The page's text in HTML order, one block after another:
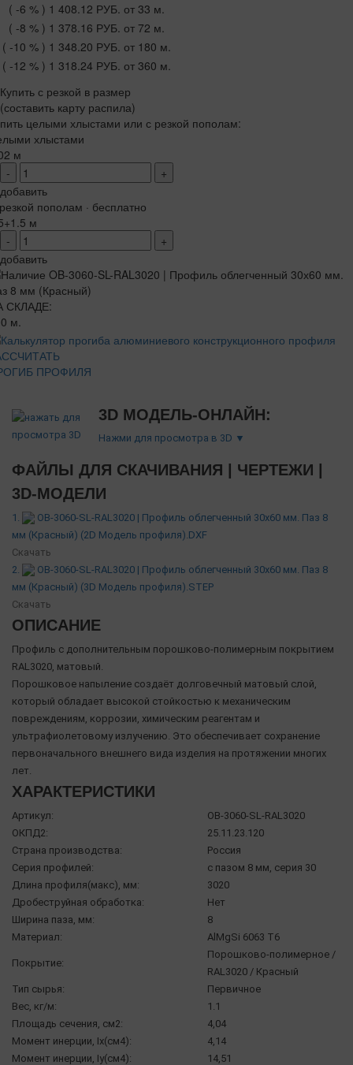
( -6 % ) 1 408.12 РУБ. от 33 м.
( -8 % ) 1 378.16 РУБ. от 72 м.
( -10 % ) 1 348.20 РУБ. от 180 м.
( -12 % ) 1 318.24 РУБ. от 360 м.
Купить с резкой в размер
(составить карту распила)
целыми хлыстами или с резкой пополам:
хлыстами
м
-
+
добавить
пополам · бесплатно
м
-
+
добавить
СКЛАДЕ:
м.
ПРОФИЛЯ
3D МОДЕЛЬ-ОНЛАЙН:
Нажми для просмотра в 3D ▼
ФАЙЛЫ ДЛЯ СКАЧИВАНИЯ | ЧЕРТЕЖИ |
3D-МОДЕЛИ
1.
OB-3060-SL-RAL3020 | Профиль облегченный 30х60 мм. Паз 8
мм (Красный) (2D Модель профиля).DXF
Скачать
2.
OB-3060-SL-RAL3020 | Профиль облегченный 30х60 мм. Паз 8
мм (Красный) (3D Модель профиля).STEP
Скачать
ОПИСАНИЕ
Профиль с дополнительным порошково-полимерным покрытием
RAL3020, матовый.
Порошковое напыление создаёт долговечный матовый слой,
который обладает высокой стойкостью к механическим
повреждениям, коррозии, химическим реагентам и
ультрафиолетовому излучению. Это обеспечивает сохранение
первоначального внешнего вида изделия на протяжении многих
лет.
ХАРАКТЕРИСТИКИ
Артикул:
OB-3060-SL-RAL3020
ОКПД2:
25.11.23.120
Страна производства:
Россия
Серия профилей:
с пазом 8 мм, серия 30
Длина профиля(макс), мм:
3020
Дробеструйная обработка:
Нет
Ширина паза, мм:
8
Материал:
AlMgSi 6063 Т6
Покрытие:
Порошково-полимерное /
RAL3020 / Красный
Тип сырья:
Первичное
Вес, кг/м:
1.1
Площадь сечения, см2:
4,04
Момент инерции, Ix(см4):
4,14
Момент инерции, Iy(см4):
14,51